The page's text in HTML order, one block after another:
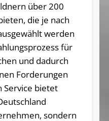
über 200
die je nach
werden
für
und dadurch
Forderungen
Service bietet
sondern